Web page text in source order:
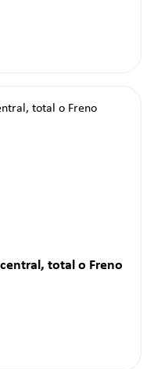
total o Freno